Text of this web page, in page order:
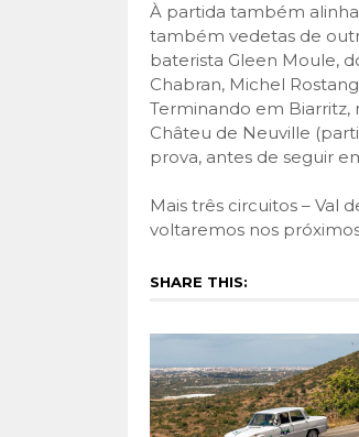
À partida também
também vedetas de
baterista Gleen Moule,
Chabran, Michel
Terminando em Biarritz,
Châteu de Neuville
prova, antes de seguir
Mais três circuitos – Val
voltaremos nos
SHARE THIS: